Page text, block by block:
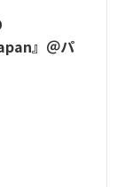
』＠パ